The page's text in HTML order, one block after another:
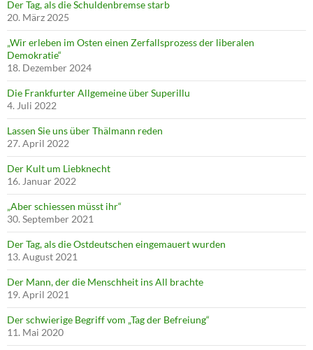
Der Tag, als die Schuldenbremse starb
20. März 2025
„Wir erleben im Osten einen Zerfallsprozess der liberalen
Demokratie“
18. Dezember 2024
Die Frankfurter Allgemeine über Superillu
4. Juli 2022
Lassen Sie uns über Thälmann reden
27. April 2022
Der Kult um Liebknecht
16. Januar 2022
„Aber schiessen müsst ihr“
30. September 2021
Der Tag, als die Ostdeutschen eingemauert wurden
13. August 2021
Der Mann, der die Menschheit ins All brachte
19. April 2021
Der schwierige Begriff vom „Tag der Befreiung“
11. Mai 2020